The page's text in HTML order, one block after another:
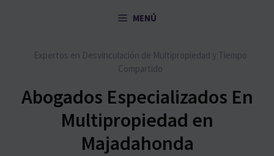
MENÚ
Expertos en Desvinculación de Multipropiedad y Tiempo
Compartido
Abogados Especializados En
Multipropiedad en
Majadahonda